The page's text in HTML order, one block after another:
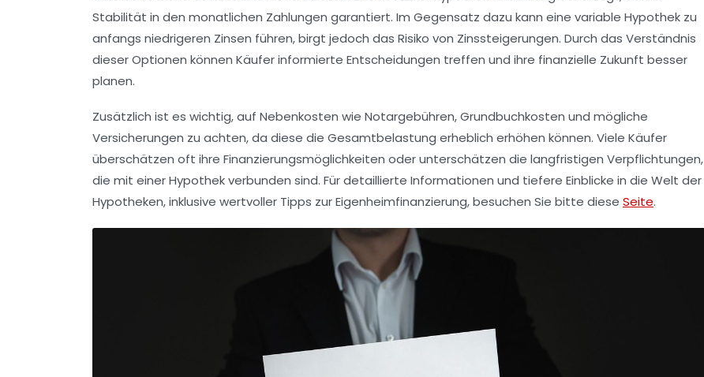
Stabilität in den monatlichen Zahlungen garantiert. Im Gegensatz dazu kann eine variable Hypothek zu
anfangs niedrigeren Zinsen führen, birgt jedoch das Risiko von Zinssteigerungen. Durch das Verständnis
dieser Optionen können Käufer informierte Entscheidungen treffen und ihre finanzielle Zukunft besser
planen.
Zusätzlich ist es wichtig, auf Nebenkosten wie Notargebühren, Grundbuchkosten und mögliche
Versicherungen zu achten, da diese die Gesamtbelastung erheblich erhöhen können. Viele Käufer
überschätzen oft ihre Finanzierungsmöglichkeiten oder unterschätzen die langfristigen Verpflichtungen,
die mit einer Hypothek verbunden sind. Für detaillierte Informationen und tiefere Einblicke in die Welt der
Hypotheken, inklusive wertvoller Tipps zurEigenheimfinanzierung, besuchen Sie bitte diese Seite.